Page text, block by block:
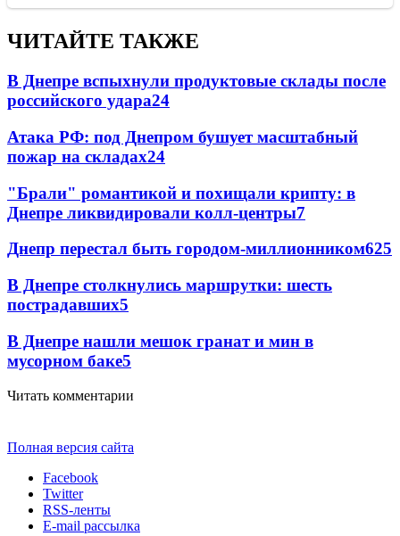
ЧИТАЙТЕ ТАКЖЕ
В Днепре вспыхнули продуктовые склады после
российского удара24
Атака РФ: под Днепром бушует масштабный
пожар на складах24
"Брали" романтикой и похищали крипту: в
Днепре ликвидировали колл-центры7
Днепр перестал быть городом-миллионником625
В Днепре столкнулись маршрутки: шесть
пострадавших5
В Днепре нашли мешок гранат и мин в
мусорном баке5
Читать комментарии
Полная версия сайта
Facebook
Twitter
RSS-ленты
E-mail рассылка